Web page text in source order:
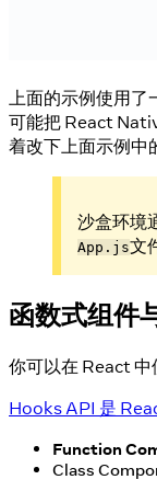
上面的示例使用
可能把 React
着改下上面示例中
沙盒环境
App.js文
函数式组件
你可以在 React
Hooks API 是
Function
Class